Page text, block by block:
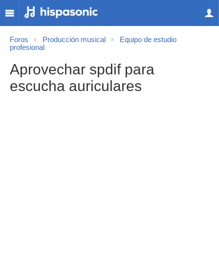
Foros Producción musical
Equipo de estudio
profesional
Aprovechar spdif para
escucha auriculares